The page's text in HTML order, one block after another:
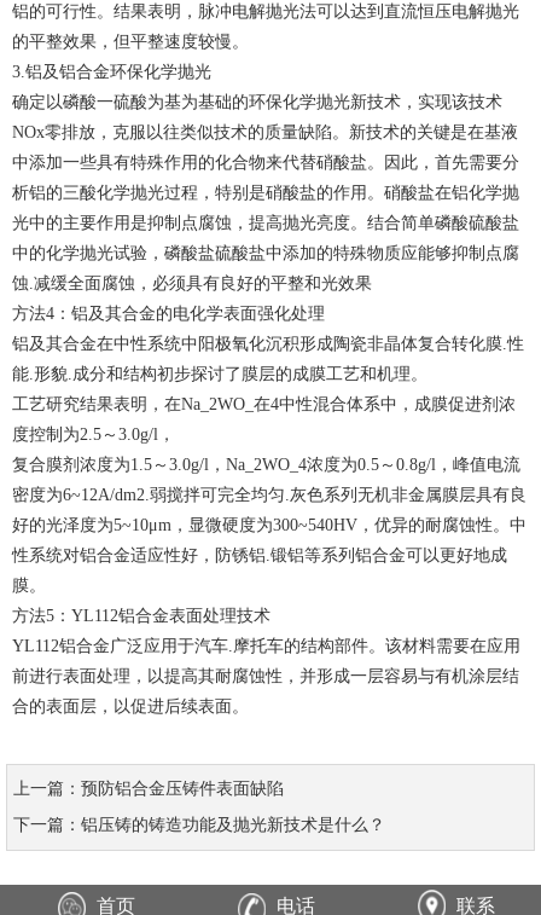
铝的可行性。结果表明，脉冲电解抛光法可以达到直流恒压电解抛光
的平整效果，但平整速度较慢。
3.铝及铝合金环保化学抛光
确定以磷酸一硫酸为基为基础的环保化学抛光新技术，实现该技术
NOx零排放，克服以往类似技术的质量缺陷。新技术的关键是在基液
中添加一些具有特殊作用的化合物来代替硝酸盐。因此，首先需要分
析铝的三酸化学抛光过程，特别是硝酸盐的作用。硝酸盐在铝化学抛
光中的主要作用是抑制点腐蚀，提高抛光亮度。结合简单磷酸硫酸盐
中的化学抛光试验，磷酸盐硫酸盐中添加的特殊物质应能够抑制点腐
蚀.减缓全面腐蚀，必须具有良好的平整和光效果
方法4：铝及其合金的电化学表面强化处理
铝及其合金在中性系统中阳极氧化沉积形成陶瓷非晶体复合转化膜.性
能.形貌.成分和结构初步探讨了膜层的成膜工艺和机理。
工艺研究结果表明，在Na_2WO_在4中性混合体系中，成膜促进剂浓
度控制为2.5～3.0g/l，
复合膜剂浓度为1.5～3.0g/l，Na_2WO_4浓度为0.5～0.8g/l，峰值电流
密度为6~12A/dm2.弱搅拌可完全均匀.灰色系列无机非金属膜层具有良
好的光泽度为5~10μm，显微硬度为300~540HV，优异的耐腐蚀性。中
性系统对铝合金适应性好，防锈铝.锻铝等系列铝合金可以更好地成
膜。
方法5：YL112铝合金表面处理技术
YL112铝合金广泛应用于汽车.摩托车的结构部件。该材料需要在应用
前进行表面处理，以提高其耐腐蚀性，并形成一层容易与有机涂层结
合的表面层，以促进后续表面。
上一篇：预防铝合金压铸件表面缺陷
下一篇：铝压铸的铸造功能及抛光新技术是什么？
首页 电话 联系